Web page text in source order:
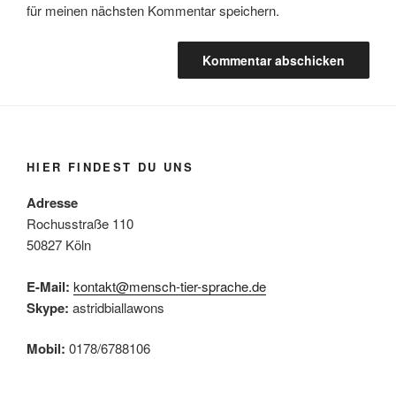
für meinen nächsten Kommentar speichern.
HIER FINDEST DU UNS
Adresse
Rochusstraße 110
50827 Köln
E-Mail: kontakt@mensch-tier-sprache.de
Skype: astridbiallawons
Mobil: 0178/6788106